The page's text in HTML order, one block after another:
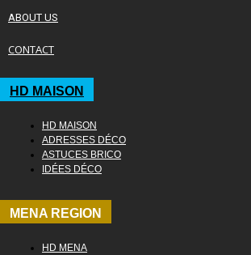
ABOUT US
CONTACT
HD MAISON
HD MAISON
ADRESSES DÉCO
ASTUCES BRICO
IDÉES DÉCO
MENA REGION
HD MENA